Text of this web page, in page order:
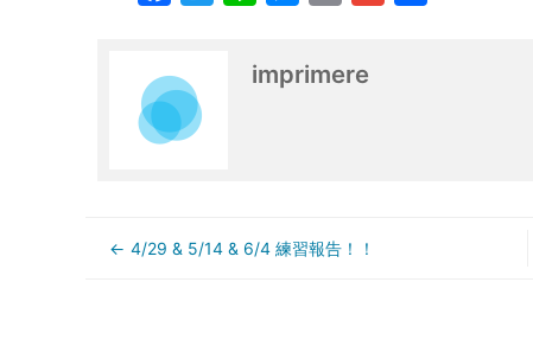
imprimere
4/29 & 5/14 & 6/4 練習報告！！